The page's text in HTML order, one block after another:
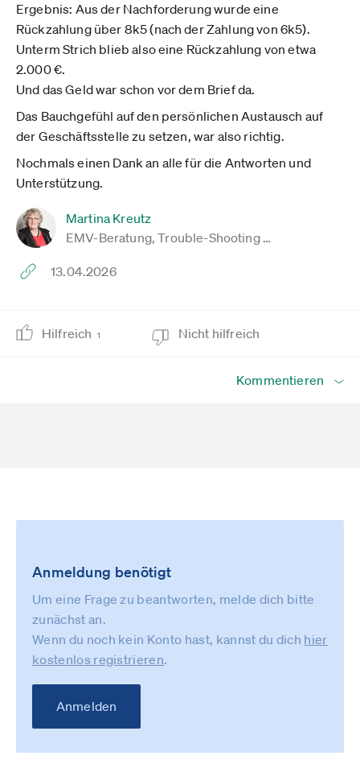
Ergebnis: Aus der Nachforderung wurde eine
Rückzahlung über 8k5 (nach der Zahlung von 6k5).
Unterm Strich blieb also eine Rückzahlung von etwa
2.000 €.
Und das Geld war schon vor dem Brief da.
Das Bauchgefühl auf den persönlichen Austausch auf
der Geschäftsstelle zu setzen, war also richtig.
Nochmals einen Dank an alle für die Antworten und
Unterstützung.
Martina Kreutz
EMV-Beratung, Trouble-Shooting …
13.04.2026
Hilfreich 1 Nicht hilfreich
Kommentieren
Anmeldung benötigt
Um eine Frage zu beantworten, melde dich bitte
zunächst an.
Wenn du noch kein Konto hast, kannst du dich hier
kostenlos registrieren.
Anmelden